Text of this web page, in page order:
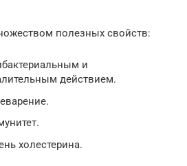
полезных свойств:
и
действием.
холестерина.